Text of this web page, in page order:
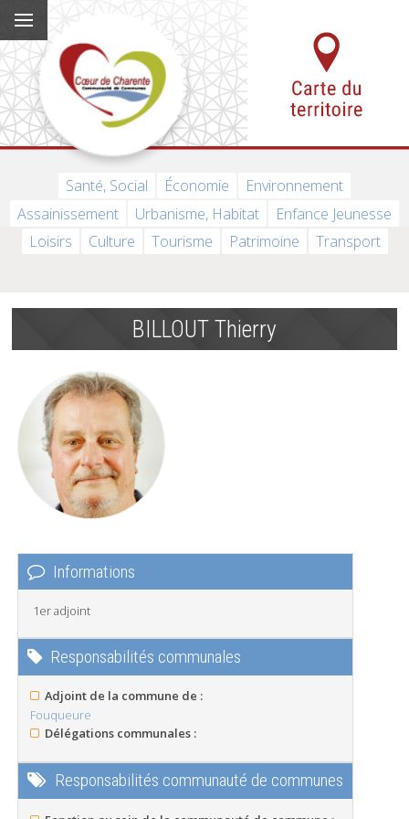
Santé, Social Économie
Environnement
Assainissement
Urbanisme, Habitat
Enfance Jeunesse
Loisirs
Culture Tourisme Patrimoine Transport
BILLOUT Thierry
Informations
1er adjoint
Responsabilités communales
Adjoint de la commune de :
Fouqueure
Délégations communales :
Responsabilités communauté de communes